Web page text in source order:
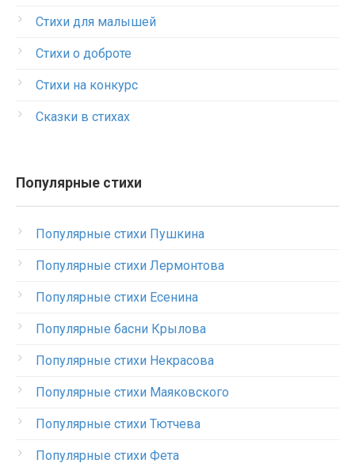
Стихи для малышей
Стихи о доброте
Стихи на конкурс
Сказки в стихах
Популярные стихи
Популярные стихи Пушкина
Популярные стихи Лермонтова
Популярные стихи Есенина
Популярные басни Крылова
Популярные стихи Некрасова
Популярные стихи Маяковского
Популярные стихи Тютчева
Популярные стихи Фета